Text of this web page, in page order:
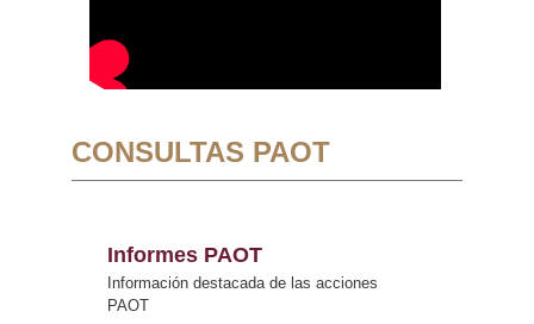
CONSULTAS PAOT
Informes PAOT
Información destacada de las acciones
PAOT